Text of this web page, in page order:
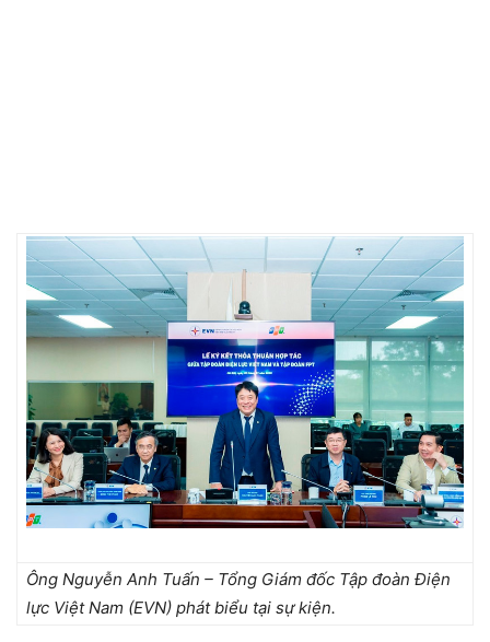
Ông Nguyễn Anh Tuấn – Tổng Giám đốc Tập đoàn Điện
lực Việt Nam (EVN) phát biểu tại sự kiện.